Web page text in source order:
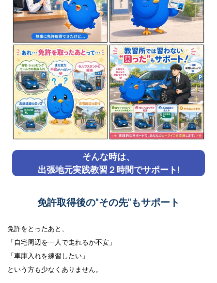
そんな時は、
出張地元実践教習２時間でサポート!
免許取得後の"その先"もサポート
免許をとったあと、
「自宅周辺を一人で走れるか不安」
「車庫入れを練習したい」
という方も少なくありません。